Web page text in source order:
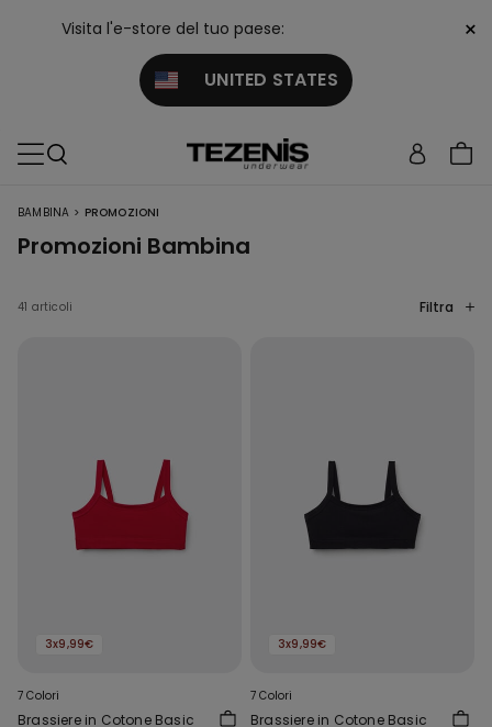
Visita l'e-store del tuo paese:
UNITED STATES
×
BAMBINA > PROMOZIONI
Promozioni Bambina
41 articoli Filtra
3x9,99€
7 Colori
Brassiere in Cotone Basic
3x9,99€
7 Colori
Brassiere in Cotone Basic